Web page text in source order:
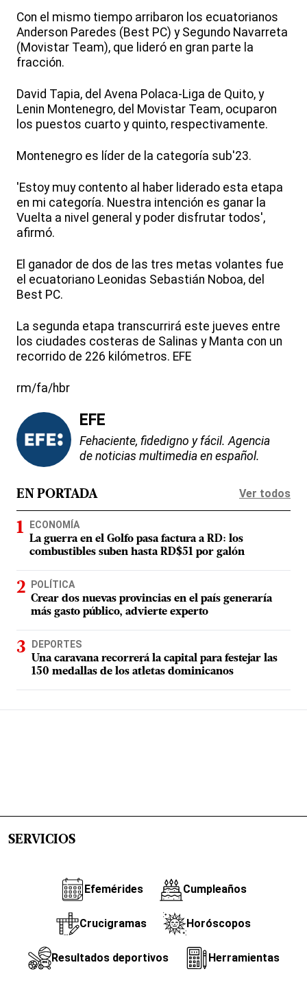
Con el mismo tiempo arribaron los ecuatorianos
Anderson Paredes (Best PC) y Segundo Navarreta
(Movistar Team), que lideró en gran parte la
fracción.
David Tapia, del Avena Polaca-Liga de Quito, y
Lenin Montenegro, del Movistar Team, ocuparon
los puestos cuarto y quinto, respectivamente.
Montenegro es líder de la categoría sub'23.
'Estoy muy contento al haber liderado esta etapa
en mi categoría. Nuestra intención es ganar la
Vuelta a nivel general y poder disfrutar todos',
afirmó.
El ganador de dos de las tres metas volantes fue
el ecuatoriano Leonidas Sebastián Noboa, del
Best PC.
La segunda etapa transcurrirá este jueves entre
los ciudades costeras de Salinas y Manta con un
recorrido de 226 kilómetros. EFE
rm/fa/hbr
EFE
Fehaciente, fidedigno y fácil. Agencia
de noticias multimedia en español.
EN PORTADA Ver todos
ECONOMÍA
La guerra en el Golfo pasa factura a RD: los
combustibles suben hasta RD$51 por galón
POLÍTICA
Crear dos nuevas provincias en el país generaría
más gasto público, advierte experto
DEPORTES
Una caravana recorrerá la capital para festejar las
150 medallas de los atletas dominicanos
SERVICIOS
Efemérides Cumpleaños
Crucigramas Horóscopos
Resultados deportivos Herramientas